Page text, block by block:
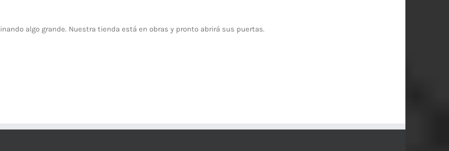
algo grande. Nuestra tienda está en obras y pronto abrirá sus puertas.